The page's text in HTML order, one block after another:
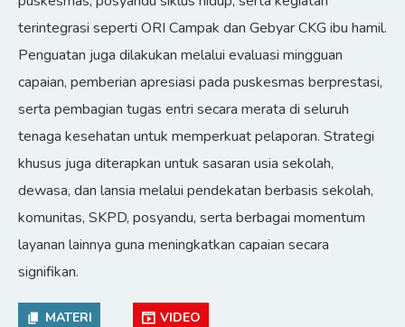
terintegrasi seperti ORI Campak dan Gebyar CKG ibu hamil.
Penguatan juga dilakukan melalui evaluasi mingguan
capaian, pemberian apresiasi pada puskesmas berprestasi,
serta pembagian tugas entri secara merata di seluruh
tenaga kesehatan untuk memperkuat pelaporan. Strategi
khusus juga diterapkan untuk sasaran usia sekolah,
dewasa, dan lansia melalui pendekatan berbasis sekolah,
komunitas, SKPD, posyandu, serta berbagai momentum
layanan lainnya guna meningkatkan capaian secara
signifikan.
MATERI VIDEO